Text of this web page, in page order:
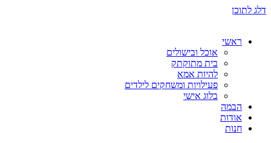
דלג לתוכן
ראשי
אוכל ובישולים
בית מתוקתק
להיות אמא
פעילויות ומשחקים לילדים
בלוג אישי
הבמה
אודות
חנות